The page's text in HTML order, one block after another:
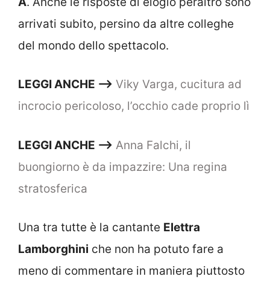
arrivati subito, persino da altre colleghe
del mondo dello spettacolo.
LEGGI ANCHE –> Viky Varga, cucitura ad
incrocio pericoloso, l’occhio cade proprio lì
LEGGI ANCHE –> Anna Falchi, il
buongiorno è da impazzire: Una regina
stratosferica
Una tra tutte è la cantante Elettra
Lamborghini che non ha potuto fare a
meno di commentare in maniera piuttosto